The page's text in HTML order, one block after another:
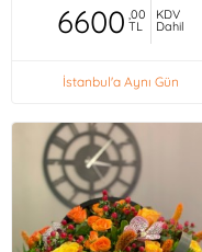
6600 ,00
TL
KDV
Dahil
İstanbul'a Aynı Gün